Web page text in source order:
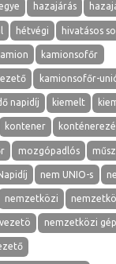
hazajárás
hétvégi hivatásos
kamionsofőr
kamionsofőr-
napidíj kiemelt
kontener
mozgópadlós
nem UNIO-s
nemzetközi
nemzetközi